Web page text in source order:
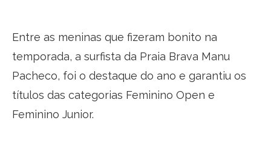
Entre as meninas que fizeram bonito na
temporada, a surfista da Praia Brava Manu
Pacheco, foi o destaque do ano e garantiu os
títulos das categorias Feminino Open e
Feminino Junior.